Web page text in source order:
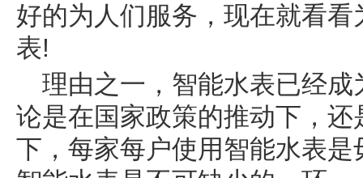
好的为人们服务，现在就看
表!
理由之一，智能水表已经
论是在国家政策的推动下，
下，每家每户使用智能水表